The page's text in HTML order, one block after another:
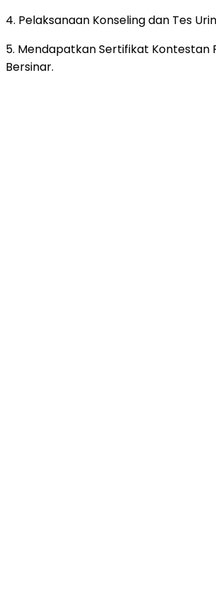
4. Pelaksanaan Konseling dan Tes
5. Mendapatkan Sertifikat Kontestan
Bersinar.